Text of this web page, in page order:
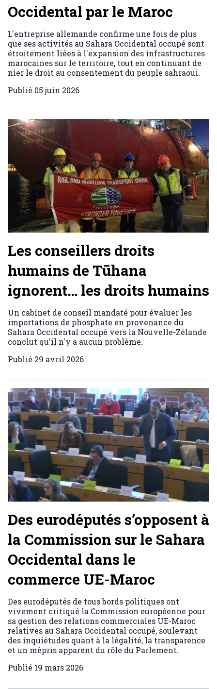
Occidental par le Maroc
L'entreprise allemande confirme une fois de plus
que ses activités au Sahara Occidental occupé sont
étroitement liées à l'expansion des infrastructures
marocaines sur le territoire, tout en continuant de
nier le droit au consentement du peuple sahraoui.
Publié 05 juin 2026
Les conseillers droits
humains de Tūhana
ignorent… les droits humains
Un cabinet de conseil mandaté pour évaluer les
importations de phosphate en provenance du
Sahara Occidental occupé vers la Nouvelle-Zélande
conclut qu'il n'y a aucun problème.
Publié 29 avril 2026
Des eurodéputés s’opposent à
la Commission sur le Sahara
Occidental dans le
commerce UE-Maroc
Des eurodéputés de tous bords politiques ont
vivement critiqué la Commission européenne pour
sa gestion des relations commerciales UE-Maroc
relatives au Sahara Occidental occupé, soulevant
des inquiétudes quant à la légalité, la transparence
et un mépris apparent du rôle du Parlement.
Publié 19 mars 2026